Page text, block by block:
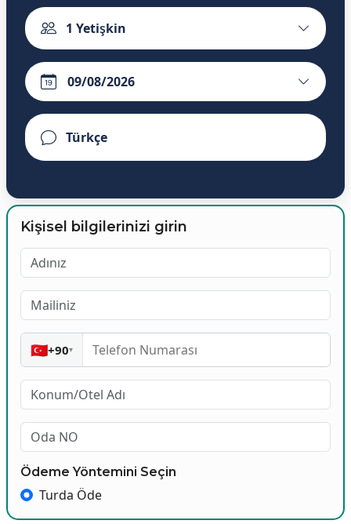
1 Yetişkin
Kişisel bilgilerinizi girin
🇹🇷+90▾
Ödeme Yöntemini Seçin
Turda Öde